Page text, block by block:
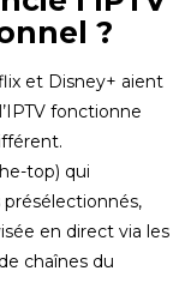
?
et Disney+ aient
fonctionne
top) qui
en direct via les
chaînes du